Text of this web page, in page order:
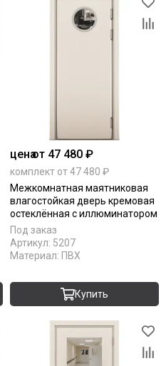
ценаот 47 480 ₽
комплект от 47 480 ₽
Межкомнатная маятниковая
влагостойкая дверь кремовая
остеклённая с иллюминатором
Под заказ
Артикул: 5207
Материал: ПВХ
Купить